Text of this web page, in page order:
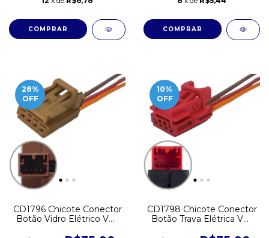
28%
OFF
CD1796 Chicote Conector
Botão Vidro Elétrico VW
10%
OFF
CD1798 Chicote Conector
Botão Trava Elétrica VW